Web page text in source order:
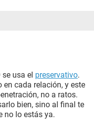
se usa el preservativo.
en cada relación, y este
no a ratos.
bien, sino al final te
no lo estás ya.